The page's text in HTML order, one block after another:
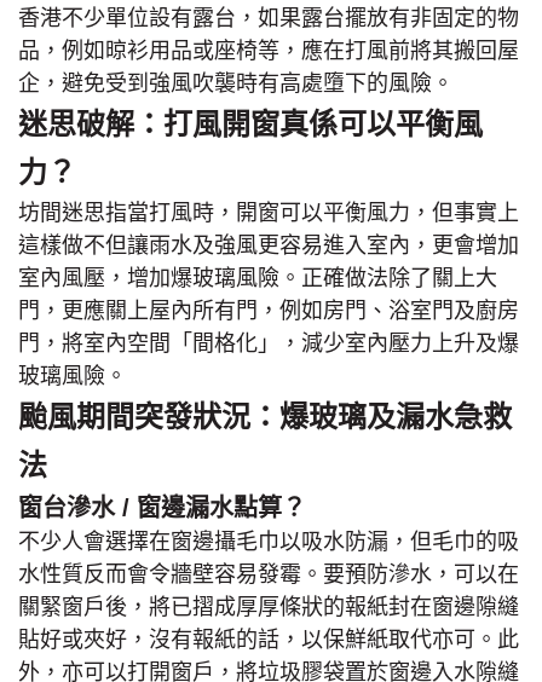
香港不少單位設有露台，如果露台擺放有非固定的物
品，例如晾衫用品或座椅等，應在打風前將其搬回屋
企，避免受到強風吹襲時有高處墮下的風險。
迷思破解：打風開窗真係可以平衡風
力？
坊間迷思指當打風時，開窗可以平衡風力，但事實上
這樣做不但讓雨水及強風更容易進入室內，更會增加
室內風壓，增加爆玻璃風險。正確做法除了關上大
門，更應關上屋內所有門，例如房門、浴室門及廚房
門，將室內空間「間格化」，減少室內壓力上升及爆
玻璃風險。
颱風期間突發狀況：爆玻璃及漏水急救
法
窗台滲水 / 窗邊漏水點算？
不少人會選擇在窗邊攝毛巾以吸水防漏，但毛巾的吸
水性質反而會令牆壁容易發霉。要預防滲水，可以在
關緊窗戶後，將已摺成厚厚條狀的報紙封在窗邊隙縫
貼好或夾好，沒有報紙的話，以保鮮紙取代亦可。此
外，亦可以打開窗戶，將垃圾膠袋置於窗邊入水隙縫